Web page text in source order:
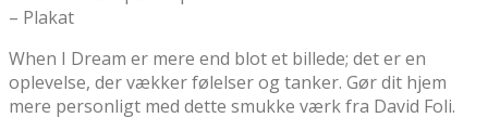
– Plakat
When I Dream er mere end blot et billede; det er en
oplevelse, der vækker følelser og tanker. Gør dit hjem
mere personligt med dette smukke værk fra David Foli.